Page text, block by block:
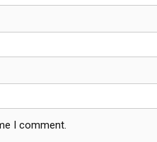
I comment.